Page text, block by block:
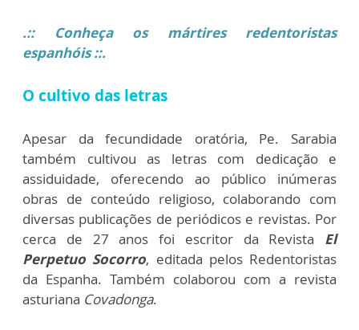
.:: Conheça os mártires redentoristas
espanhóis ::.
O cultivo das letras
Apesar da fecundidade oratória, Pe. Sarabia
também cultivou as letras com dedicação e
assiduidade, oferecendo ao público inúmeras
obras de conteúdo religioso, colaborando com
diversas publicações de periódicos e revistas. Por
cerca de 27 anos foi escritor da Revista El
Perpetuo Socorro, editada pelos Redentoristas
da Espanha. Também colaborou com a revista
asturiana Covadonga.